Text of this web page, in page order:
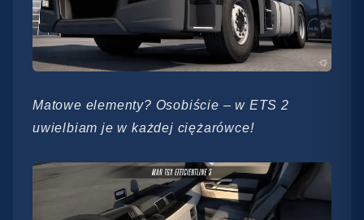
Matowe elementy? Osobiście – w ETS 2
uwielbiam je w każdej ciężarówce!